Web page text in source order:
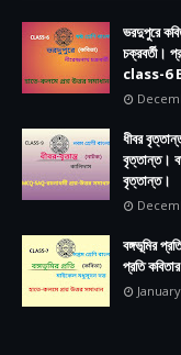
ভরদুপুরে
চক্রবর্তী।
class-6
ধীবর
বৃত্তান্ত।
বৃত্তান্ত।
বঙ্গভূমির
প্রতি